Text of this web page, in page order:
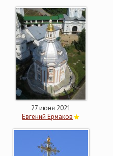
27 июня 2021
Евгений Ермаков